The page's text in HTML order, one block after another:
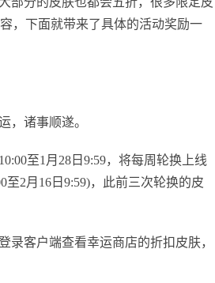
，下面就带来了具体的活动奖励一
，诸事顺遂。
至1月28日9:59，将每周轮换上线
2月16日9:59)，此前三次轮换的皮
录客户端查看幸运商店的折扣皮肤，